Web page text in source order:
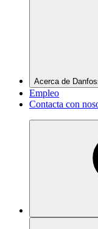
Acerca de
Empleo
Contacta con